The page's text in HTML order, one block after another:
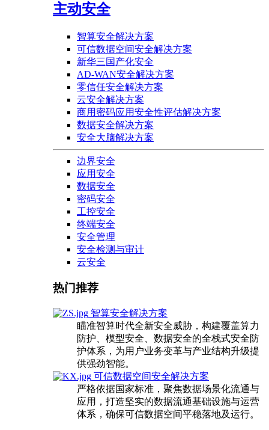
主动安全
智算安全解决方案
可信数据空间安全解决方案
新华三国产化安全
AD-WAN安全解决方案
零信任安全解决方案
云安全解决方案
商用密码应用安全性评估解决方案
数据安全解决方案
安全大脑解决方案
边界安全
应用安全
数据安全
密码安全
工控安全
终端安全
安全管理
安全检测与审计
云安全
热门推荐
智算安全解决方案
瞄准智算时代全新安全威胁，构建覆盖算力
防护、模型安全、数据安全的全栈式安全防
护体系，为用户业务变革与产业结构升级提
供强劲智能。
可信数据空间安全解决方案
严格依据国家标准，聚焦数据场景化流通与
应用，打造坚实的数据流通基础设施与运营
体系，确保可信数据空间平稳落地及运行。